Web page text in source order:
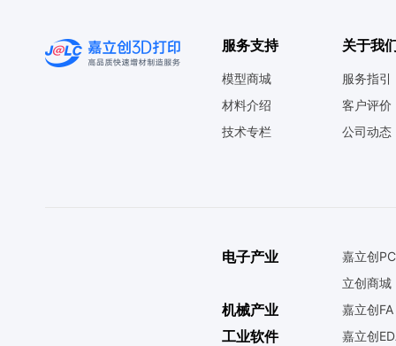
服务支持
模型商城
材料介绍
技术专栏
关于我
服务指引
客户评价
公司动态
电子产业
嘉立创
立创商城
机械产业 嘉立创FA
工业软件
嘉立创